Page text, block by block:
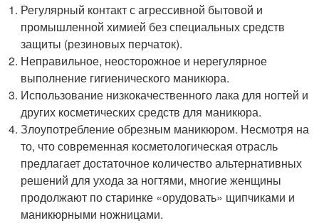
Регулярный контакт с агрессивной бытовой и
промышленной химией без специальных средств
защиты (резиновых перчаток).
Неправильное, неосторожное и нерегулярное
выполнение гигиенического маникюра.
Использование низкокачественного лака для ногтей и
других косметических средств для маникюра.
Злоупотребление обрезным маникюром. Несмотря на
то, что современная косметологическая отрасль
предлагает достаточное количество альтернативных
решений для ухода за ногтями, многие женщины
продолжают по старинке «орудовать» щипчиками и
маникюрными ножницами.